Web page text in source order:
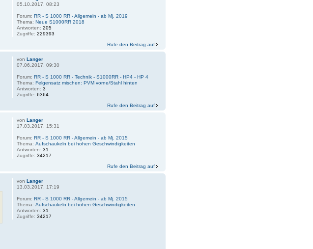
05.10.2017, 08:23
Forum: RR - S 1000 RR - Allgemein - ab Mj. 2019
Thema: Neue S1000RR 2018
Antworten: 205
Zugriffe: 229393
Rufe den Beitrag auf
von Langer
07.06.2017, 09:30
Forum: RR - S 1000 RR - Technik - S1000RR - HP4 - HP 4
Thema: Felgensatz mischen: PVM vorne/Stahl hinten
Antworten: 3
Zugriffe: 6364
Rufe den Beitrag auf
von Langer
17.03.2017, 15:31
Forum: RR - S 1000 RR - Allgemein - ab Mj. 2015
Thema: Aufschaukeln bei hohen Geschwindigkeiten
Antworten: 31
Zugriffe: 34217
Rufe den Beitrag auf
von Langer
13.03.2017, 17:19
Forum: RR - S 1000 RR - Allgemein - ab Mj. 2015
Thema: Aufschaukeln bei hohen Geschwindigkeiten
Antworten: 31
Zugriffe: 34217